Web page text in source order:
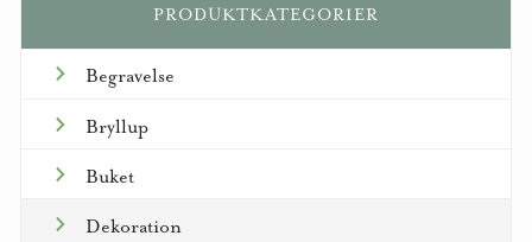
PRODUKTKATEGORIER
Begravelse
Bryllup
Buket
Dekoration